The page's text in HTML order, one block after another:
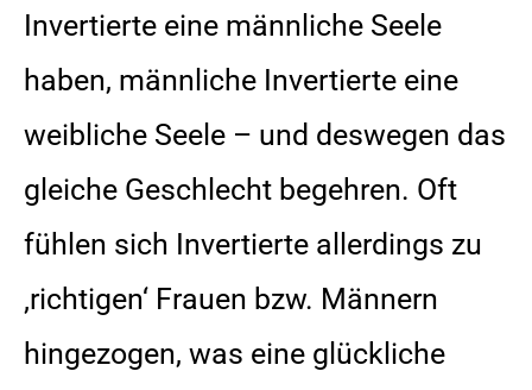
Invertierte eine männliche Seele
haben, männliche Invertierte eine
weibliche Seele – und deswegen das
gleiche Geschlecht begehren. Oft
fühlen sich Invertierte allerdings zu
‚richtigen‘ Frauen bzw. Männern
hingezogen, was eine glückliche